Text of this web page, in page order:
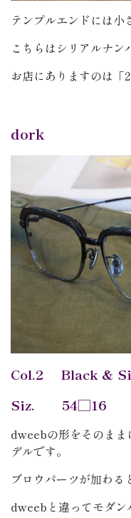
テンプルエンドには小
こちらはシリアルナン
お店にありますのは「
dork
Col.2 Black &
Siz. 54□16
dweebの形をそのまま
デルです。
ブロウパーツが加わる
dweebと違ってモダン